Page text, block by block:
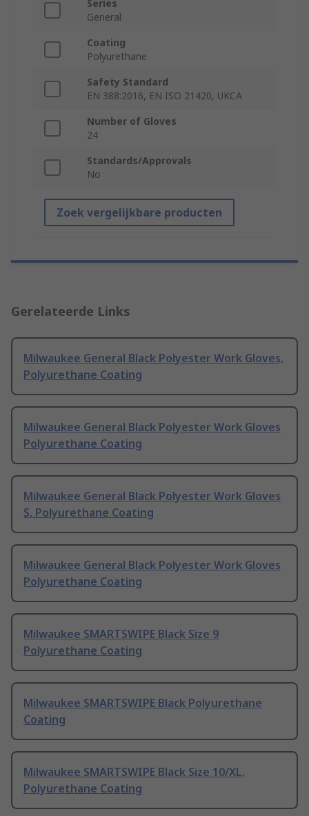
Series
General
Coating
Polyurethane
Safety Standard
EN 388:2016, EN ISO 21420, UKCA
Number of Gloves
24
Standards/Approvals
No
Zoek vergelijkbare producten
Gerelateerde Links
Milwaukee General Black Polyester Work Gloves,
Polyurethane Coating
Milwaukee General Black Polyester Work Gloves
Polyurethane Coating
Milwaukee General Black Polyester Work Gloves
S, Polyurethane Coating
Milwaukee General Black Polyester Work Gloves
Polyurethane Coating
Milwaukee SMARTSWIPE Black Size 9
Polyurethane Coating
Milwaukee SMARTSWIPE Black Polyurethane
Coating
Milwaukee SMARTSWIPE Black Size 10/XL,
Polyurethane Coating